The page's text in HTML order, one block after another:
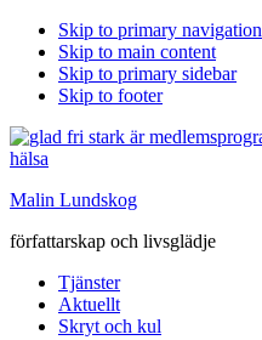
Skip to primary navigation
Skip to main content
Skip to primary sidebar
Skip to footer
Malin Lundskog
författarskap och livsglädje
Tjänster
Aktuellt
Skryt och kul